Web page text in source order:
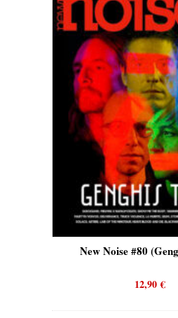
New Noise #80
12,90€